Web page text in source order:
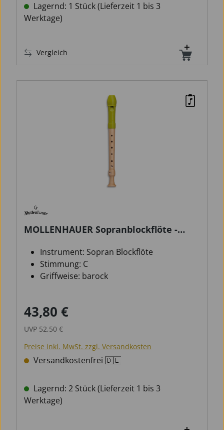
Lagernd: 1 Stück (Lieferzeit 1 bis 3
Werktage)
Vergleich
MOLLENHAUER Sopranblockflöte -
Instrument: Sopran Blockflöte
Stimmung: C
Griffweise: barock
Verkaufspreis:
43,80 €
UVP 52,50 €
Preise inkl. MwSt. zzgl. Versandkosten
Versandkostenfrei 🇩🇪
Lagernd: 2 Stück (Lieferzeit 1 bis 3
Werktage)